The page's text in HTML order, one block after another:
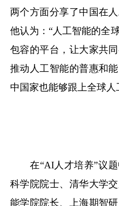
两个方面分享了中国在
他认为：“人工智能的全
包容的平台，让大家共
推动人工智能的普惠和
中国家也能够跟上全球
在“AI人才培养”议
科学院院士、清华大学
能学院院长、上海期智